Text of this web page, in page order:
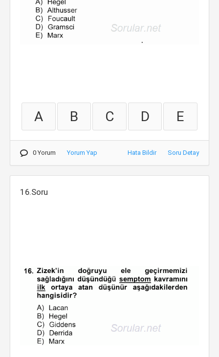
A B C D E
0 Yorum Yorum Yap Hata Bildir Soru Detay
16.Soru